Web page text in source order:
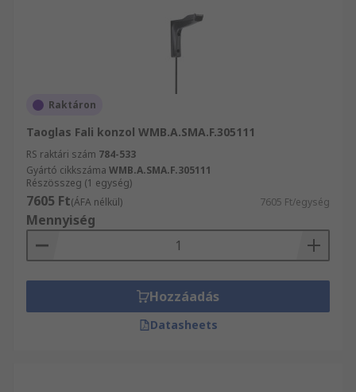
Raktáron
Taoglas Fali konzol WMB.A.SMA.F.305111
RS raktári szám 784-533
Gyártó cikkszáma WMB.A.SMA.F.305111
Részösszeg (1 egység)
7605 Ft(ÁFA nélkül) 7605 Ft/egység
Mennyiség
Hozzáadás
Datasheets